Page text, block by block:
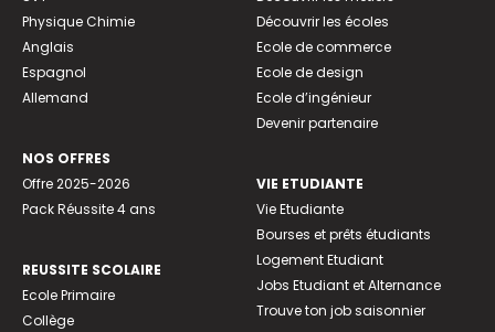
Physique Chimie
Anglais
Espagnol
Allemand
NOS OFFRES
Offre 2025-2026
Pack Réussite 4 ans
REUSSITE SCOLAIRE
Ecole Primaire
Collège
Découvrir les écoles
Ecole de commerce
Ecole de design
Ecole d’ingénieur
Devenir partenaire
VIE ETUDIANTE
Vie Etudiante
Bourses et prêts étudiants
Logement Etudiant
Jobs Etudiant et Alternance
Trouve ton job saisonnier